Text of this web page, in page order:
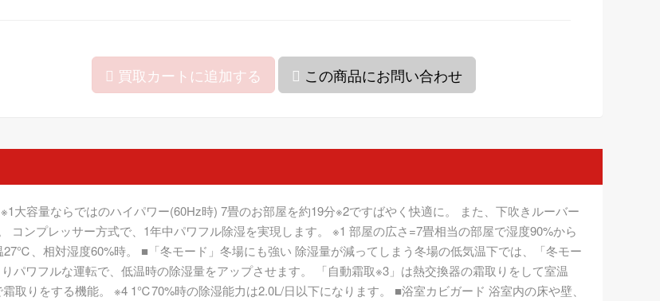
買取カートに追加する この商品にお問い合わせ
大容量ならではのハイパワー(60Hz時) 7畳のお部屋を約19分※2ですばやく快適に。 また、下吹きルーバー
コンプレッサー方式で、1年中パワフル除湿を実現します。 ※1 部屋の広さ=7畳相当の部屋で湿度90%から
、相対湿度60%時。 ■「冬モード」冬場にも強い 除湿量が減ってしまう冬場の低気温下では、「冬モー
パワフルな運転で、低温時の除湿量をアップさせます。 「自動霜取※3」は熱交換器の霜取りをして室温
りをする機能。 ※4 1℃70%時の除湿能力は2.0L/日以下になります。 ■浴室カビガード 浴室内の床や壁、